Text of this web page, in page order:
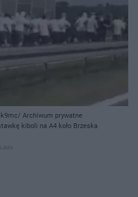
Archiwum prywatne
kiboli na A4 koło Brzeska